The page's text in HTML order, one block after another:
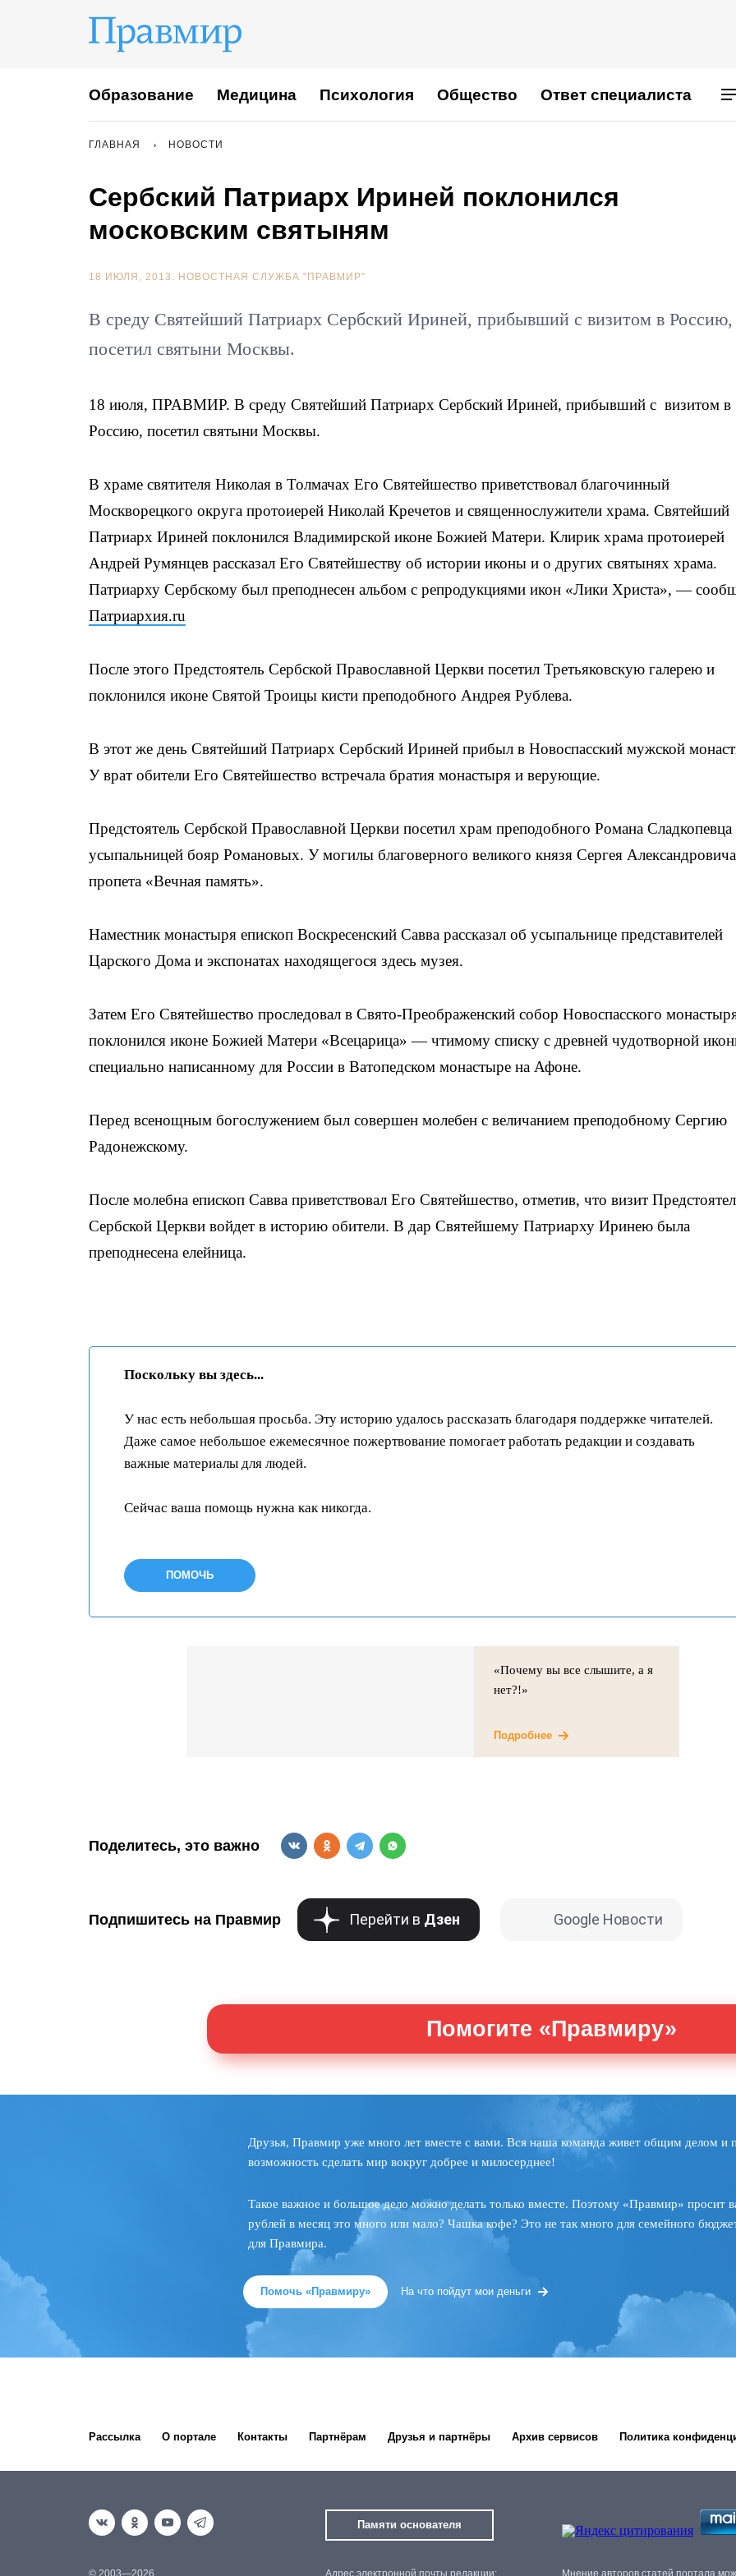
Образование Медицина Психология Общество Ответ специалиста
ГЛАВНАЯ НОВОСТИ
Сербский Патриарх Ириней поклонился
московским святыням
18 ИЮЛЯ, 2013. НОВОСТНАЯ СЛУЖБА "ПРАВМИР"
В среду Святейший Патриарх Сербский Ириней, прибывший с визитом в Россию,
посетил святыни Москвы.
18 июля, ПРАВМИР. В среду Святейший Патриарх Сербский Ириней, прибывший с визитом в
Россию, посетил святыни Москвы.
В храме святителя Николая в Толмачах Его Святейшество приветствовал благочинный
Москворецкого округа протоиерей Николай Кречетов и священнослужители храма. Святейший
Патриарх Ириней поклонился Владимирской иконе Божией Матери. Клирик храма протоиерей
Андрей Румянцев рассказал Его Святейшеству об истории иконы и о других святынях храма.
Патриарху Сербскому был преподнесен альбом с репродукциями икон «Лики Христа», —
Патриархия.ru
После этого Предстоятель Сербской Православной Церкви посетил Третьяковскую галерею и
поклонился иконе Святой Троицы кисти преподобного Андрея Рублева.
В этот же день Святейший Патриарх Сербский Ириней прибыл в Новоспасский мужской
У врат обители Его Святейшество встречала братия монастыря и верующие.
Предстоятель Сербской Православной Церкви посетил храм преподобного Романа Сладкопевца
усыпальницей бояр Романовых. У могилы благоверного великого князя Сергея
пропета «Вечная память».
Наместник монастыря епископ Воскресенский Савва рассказал об усыпальнице представителей
Царского Дома и экспонатах находящегося здесь музея.
Затем Его Святейшество проследовал в Свято-Преображенский собор Новоспасского
поклонился иконе Божией Матери «Всецарица» — чтимому списку с древней чудотворной
специально написанному для России в Ватопедском монастыре на Афоне.
Перед всенощным богослужением был совершен молебен с величанием преподобному Сергию
Радонежскому.
После молебна епископ Савва приветствовал Его Святейшество, отметив, что визит
Сербской Церкви войдет в историю обители. В дар Святейшему Патриарху Иринею была
преподнесена елейница.
Поскольку вы здесь...
У нас есть небольшая просьба. Эту историю удалось рассказать благодаря поддержке читателей.
Даже самое небольшое ежемесячное пожертвование помогает работать редакции и создавать
важные материалы для людей.
Сейчас ваша помощь нужна как никогда.
ПОМОЧЬ
«Почему вы все слышите, а я
нет?!»
Подробнее
Поделитесь, это важно
Подпишитесь на Правмир Перейти в Дзен Google Новости
Помогите «Правмиру»
Друзья, Правмир уже много лет вместе с вами. Вся наша команда живет общим делом и
возможность сделать мир вокруг добрее и милосерднее!
Такое важное и большое дело можно делать только вместе. Поэтому «Правмир» просит
рублей в месяц это много или мало? Чашка кофе? Это не так много для семейного
для Правмира.
Помочь «Правмиру» На что пойдут мои деньги
Рассылка О портале Контакты Партнёрам Друзья и партнёры Архив сервисов Политика
Памяти основателя
© 2003—2026. Адрес электронной почты редакции: Мнение авторов статей портала